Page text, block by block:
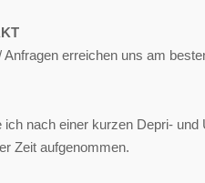
Anfragen erreichen uns am
ich nach einer kurzen Depri-
Zeit aufgenommen.